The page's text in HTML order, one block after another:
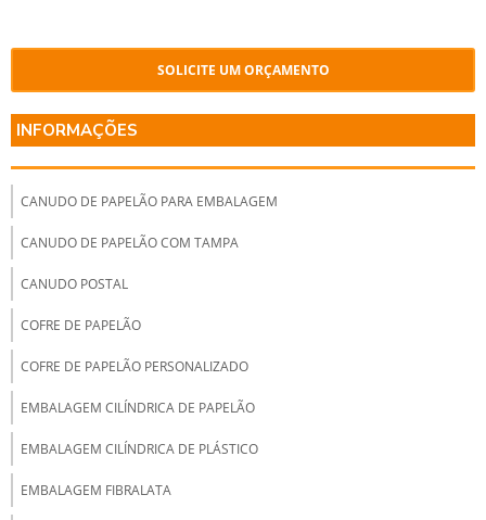
SOLICITE UM ORÇAMENTO
INFORMAÇÕES
CANUDO DE PAPELÃO PARA EMBALAGEM
CANUDO DE PAPELÃO COM TAMPA
CANUDO POSTAL
COFRE DE PAPELÃO
COFRE DE PAPELÃO PERSONALIZADO
EMBALAGEM CILÍNDRICA DE PAPELÃO
EMBALAGEM CILÍNDRICA DE PLÁSTICO
EMBALAGEM FIBRALATA